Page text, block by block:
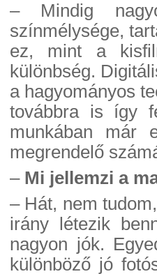
– Mindig
színmélysége,
ez, mint a
különbség.
a hagyományos
továbbra is így
munkában már
megrendelő
– Mi jellemzi a
– Hát, nem
irány létezik
nagyon jók.
különböző jó